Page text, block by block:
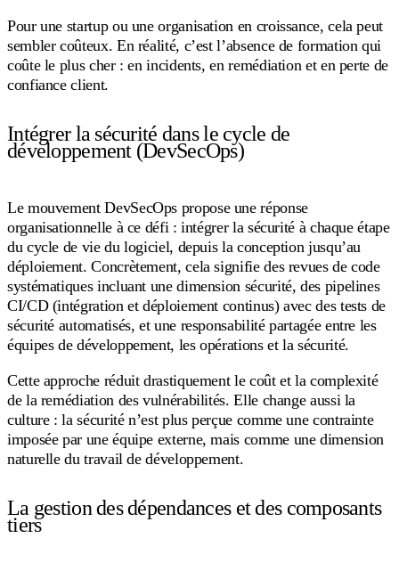
Pour une startup ou une organisation en croissance, cela peut
sembler coûteux. En réalité, c’est l’absence de formation qui
coûte le plus cher : en incidents, en remédiation et en perte de
confiance client.
Intégrer la sécurité dans le cycle de
développement (DevSecOps)
Le mouvement DevSecOps propose une réponse
organisationnelle à ce défi : intégrer la sécurité à chaque étape
du cycle de vie du logiciel, depuis la conception jusqu’au
déploiement. Concrètement, cela signifie des revues de code
systématiques incluant une dimension sécurité, des pipelines
CI/CD (intégration et déploiement continus) avec des tests de
sécurité automatisés, et une responsabilité partagée entre les
équipes de développement, les opérations et la sécurité.
Cette approche réduit drastiquement le coût et la complexité
de la remédiation des vulnérabilités. Elle change aussi la
culture : la sécurité n’est plus perçue comme une contrainte
imposée par une équipe externe, mais comme une dimension
naturelle du travail de développement.
La gestion des dépendances et des composants
tiers